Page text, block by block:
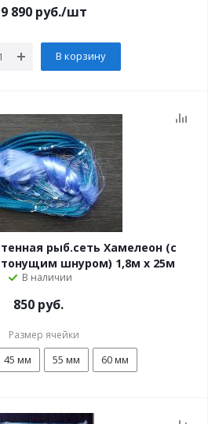
9 890 руб./шт
В корзину
рыб.сеть Хамелеон (с
шнуром) 1,8м х 25м
В наличии
850 руб.
Размер ячейки
45 мм 55 мм 60 мм